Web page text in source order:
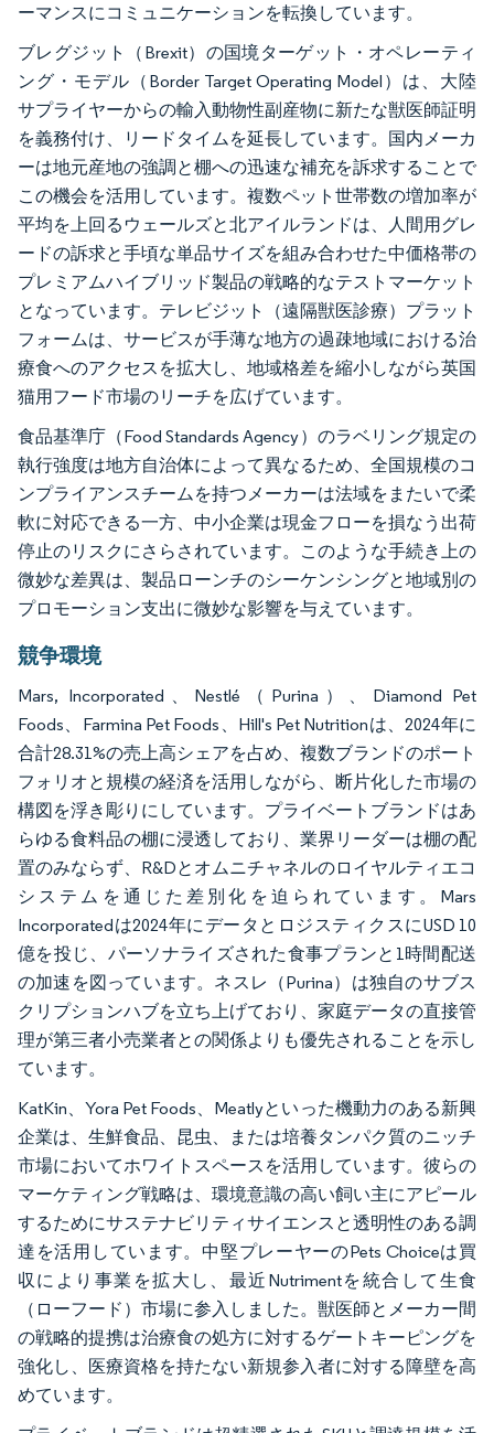
ーマンスにコミュニケーションを転換しています。
ブレグジット（Brexit）の国境ターゲット・オペレーティ
ング・モデル（Border Target Operating Model）は、大陸
サプライヤーからの輸入動物性副産物に新たな獣医師証明
を義務付け、リードタイムを延長しています。国内メーカ
ーは地元産地の強調と棚への迅速な補充を訴求することで
この機会を活用しています。複数ペット世帯数の増加率が
平均を上回るウェールズと北アイルランドは、人間用グレ
ードの訴求と手頃な単品サイズを組み合わせた中価格帯の
プレミアムハイブリッド製品の戦略的なテストマーケット
となっています。テレビジット（遠隔獣医診療）プラット
フォームは、サービスが手薄な地方の過疎地域における治
療食へのアクセスを拡大し、地域格差を縮小しながら英国
猫用フード市場のリーチを広げています。
食品基準庁（Food Standards Agency）のラベリング規定の
執行強度は地方自治体によって異なるため、全国規模のコ
ンプライアンスチームを持つメーカーは法域をまたいで柔
軟に対応できる一方、中小企業は現金フローを損なう出荷
停止のリスクにさらされています。このような手続き上の
微妙な差異は、製品ローンチのシーケンシングと地域別の
プロモーション支出に微妙な影響を与えています。
競争環境
Mars, Incorporated、Nestlé（Purina）、Diamond Pet
Foods、Farmina Pet Foods、Hill's Pet Nutritionは、2024年に
合計28.31%の売上高シェアを占め、複数ブランドのポート
フォリオと規模の経済を活用しながら、断片化した市場の
構図を浮き彫りにしています。プライベートブランドはあ
らゆる食料品の棚に浸透しており、業界リーダーは棚の配
置のみならず、R&Dとオムニチャネルのロイヤルティエコ
システムを通じた差別化を迫られています。Mars
Incorporatedは2024年にデータとロジスティクスにUSD 10
億を投じ、パーソナライズされた食事プランと1時間配送
の加速を図っています。ネスレ（Purina）は独自のサブス
クリプションハブを立ち上げており、家庭データの直接管
理が第三者小売業者との関係よりも優先されることを示し
ています。
KatKin、Yora Pet Foods、Meatlyといった機動力のある新興
企業は、生鮮食品、昆虫、または培養タンパク質のニッチ
市場においてホワイトスペースを活用しています。彼らの
マーケティング戦略は、環境意識の高い飼い主にアピール
するためにサステナビリティサイエンスと透明性のある調
達を活用しています。中堅プレーヤーのPets Choiceは買
収により事業を拡大し、最近Nutrimentを統合して生食
（ローフード）市場に参入しました。獣医師とメーカー間
の戦略的提携は治療食の処方に対するゲートキーピングを
強化し、医療資格を持たない新規参入者に対する障壁を高
めています。